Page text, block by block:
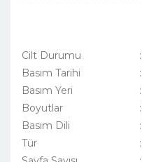
Cilt Durumu :
Basım Tarihi
:
Basım Yeri
:
Boyutlar
:
Basım Dili
:
Tür
: